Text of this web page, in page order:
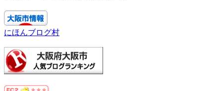
にほんブログ村